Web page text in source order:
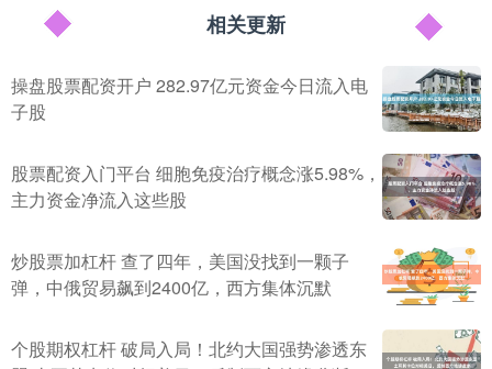
相关更新
操盘股票配资开户 282.97亿元资金今日流入电
子股
股票配资入门平台 细胞免疫治疗概念涨5.98%，
主力资金净流入这些股
炒股票加杠杆 查了四年，美国没找到一颗子
弹，中俄贸易飙到2400亿，西方集体沉默
个股期权杠杆 破局入局！北约大国强势渗透东